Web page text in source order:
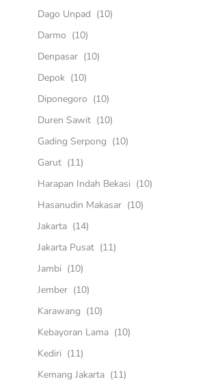
Dago Unpad (10)
Darmo (10)
Denpasar (10)
Depok (10)
Diponegoro (10)
Duren Sawit (10)
Gading Serpong (10)
Garut (11)
Harapan Indah Bekasi (10)
Hasanudin Makasar (10)
Jakarta (14)
Jakarta Pusat (11)
Jambi (10)
Jember (10)
Karawang (10)
Kebayoran Lama (10)
Kediri (11)
Kemang Jakarta (11)